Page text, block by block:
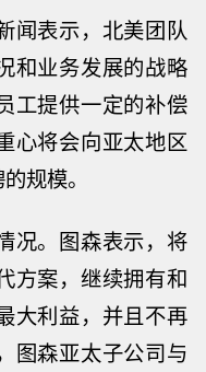
表示， 北美团队
和业务发展的战略
工提供一定的补偿
心将会向亚太地区
规模。
况。图森表示，将
方案，继续拥有和
大利益，并且不再
图森亚太子公司与